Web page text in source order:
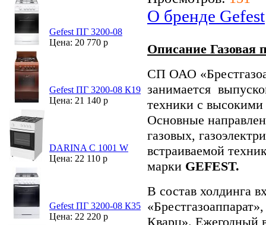
Gefest ПГ 3200-08
Цена: 20 770 р
Gefest ПГ 3200-08 К19
Цена: 21 140 р
DARINA C 1001 W
Цена: 22 110 р
Gefest ПГ 3200-08 К35
Цена: 22 220 р
О бренде Gefest
Описание Газовая
СП ОАО
занимается
техники с высокими
Основные
газовых,
встраиваемой
марки GEFEST.
В состав холдинга
Кварц». Ежегодный